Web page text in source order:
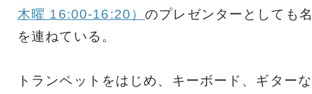
木曜 16:00-16:20）のプレゼンターとしても
を連ねている。
トランペットをはじめ、キーボード、ギターな